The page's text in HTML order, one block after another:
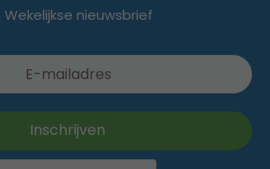
Wekelijkse nieuwsbrief